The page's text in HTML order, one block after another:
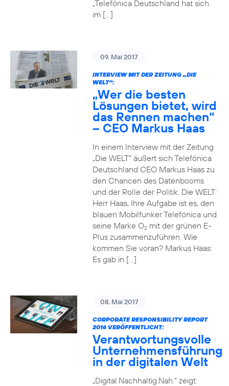
„Telefónica Deutschland hat sich
im […]
09. Mai 2017
INTERVIEW MIT DER ZEITUNG „DIE
WELT“:
„Wer die besten
Lösungen bietet, wird
das Rennen machen“
– CEO Markus Haas
In einem Interview mit der Zeitung
„Die WELT“ äußert sich Telefónica
Deutschland CEO Markus Haas zu
den Chancen des Datenbooms
und der Rolle der Politik. Die WELT:
Herr Haas, Ihre Aufgabe ist es, den
blauen Mobilfunker Telefónica und
seine Marke O2mit der grünen E-
Plus zusammenzuführen. Wie
kommen Sie voran? Markus Haas:
Es gab in […]
08. Mai 2017
CORPORATE RESPONSIBILITY REPORT
2016 VERÖFFENTLICHT:
Verantwortungsvolle
Unternehmensführung
in der digitalen Welt
„Digital.Nachhaltig.Nah.“ zeigt: